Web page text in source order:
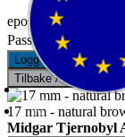
epostadresse:
Passord:
Logg inn Glemt
Tilbake / Lukk
17 mm - natural
Midgar Tjernobyl